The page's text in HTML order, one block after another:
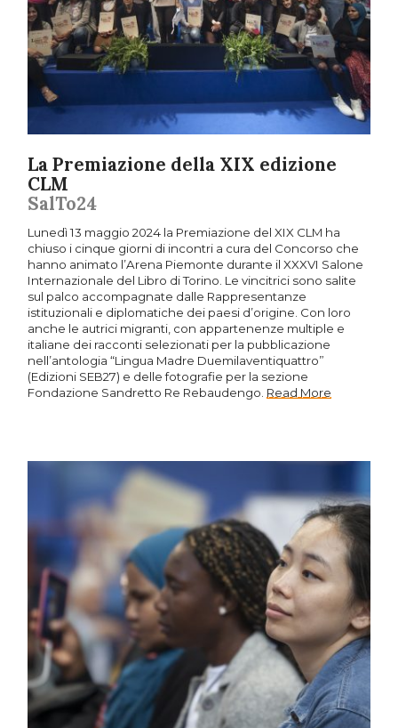
La Premiazione della XIX edizione
CLM
SalTo24
Lunedì 13 maggio 2024 la Premiazione del XIX CLM ha
chiuso i cinque giorni di incontri a cura del Concorso che
hanno animato l’Arena Piemonte durante il XXXVI Salone
Internazionale del Libro di Torino. Le vincitrici sono salite
sul palco accompagnate dalle Rappresentanze
istituzionali e diplomatiche dei paesi d’origine. Con loro
anche le autrici migranti, con appartenenze multiple e
italiane dei racconti selezionati per la pubblicazione
nell’antologia “Lingua Madre Duemilaventiquattro”
(Edizioni SEB27) e delle fotografie per la sezione
Fondazione Sandretto Re Rebaudengo. Read More